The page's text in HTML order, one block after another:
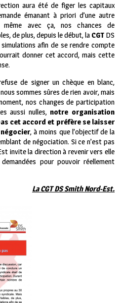
aura été de figer les capitaux
émanant à priori d’une autre
même avec ça, nos chances de
de plus, depuis le début, la CGT DS
afin de se rendre compte
donner cet accord, mais cette
de signer un chèque en blanc,
sommes sûres de rien avoir, mais
nos changes de participation
aussi nulles,notre organisation
cet accord et préfère se laisser
, à moins que l’objectif de la
de négociation. Si ce n’est pas
invite la direction à revenir vers elle
pour pouvoir réellement
La CGT DS Smith Nord-Est.